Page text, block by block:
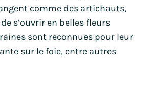
comme des artichauts,
s’ouvrir en belles fleurs
sont reconnues pour leur
sur le foie, entre autres